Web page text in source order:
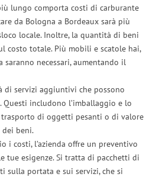
lungo comporta costi di carburante
da Bologna a Bordeaux sarà più
locale. Inoltre, la quantità di beni
costo totale. Più mobili e scatole hai,
saranno necessari, aumentando il
di servizi aggiuntivi che possono
includono l’imballaggio e lo
di oggetti pesanti o di valore
beni.
i costi, l’azienda offre un preventivo
tue esigenze. Si tratta di pacchetti di
sulla portata e sui servizi, che si